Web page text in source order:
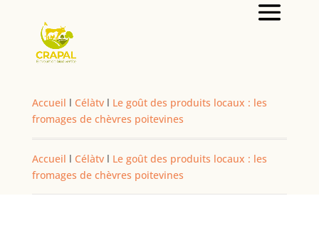
Accueil l Célàtvl Le goût des produits locaux : les
fromages de chèvres poitevines
Accueil l Célàtvl Le goût des produits locaux : les
fromages de chèvres poitevines